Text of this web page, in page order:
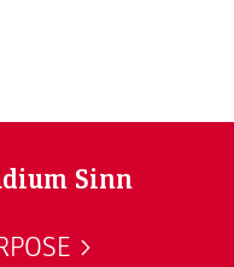
Sinn